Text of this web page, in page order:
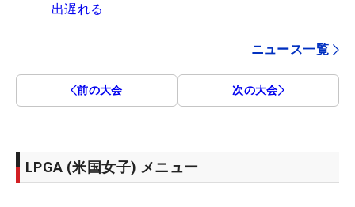
出遅れる
ニュース一覧
前の大会 次の大会
LPGA (米国女子) メニュー